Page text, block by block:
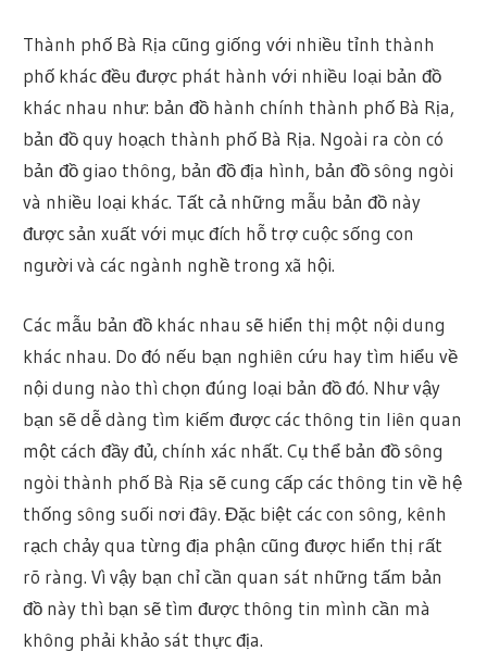
Thành phố Bà Rịa cũng giống với nhiều tỉnh thành
phố khác đều được phát hành với nhiều loại bản đồ
khác nhau như: bản đồ hành chính thành phố Bà Rịa,
bản đồ quy hoạch thành phố Bà Rịa. Ngoài ra còn có
bản đồ giao thông, bản đồ địa hình, bản đồ sông ngòi
và nhiều loại khác. Tất cả những mẫu bản đồ này
được sản xuất với mục đích hỗ trợ cuộc sống con
người và các ngành nghề trong xã hội.
Các mẫu bản đồ khác nhau sẽ hiển thị một nội dung
khác nhau. Do đó nếu bạn nghiên cứu hay tìm hiểu về
nội dung nào thì chọn đúng loại bản đồ đó. Như vậy
bạn sẽ dễ dàng tìm kiếm được các thông tin liên quan
một cách đầy đủ, chính xác nhất. Cụ thể bản đồ sông
ngòi thành phố Bà Rịa sẽ cung cấp các thông tin về hệ
thống sông suối nơi đây. Đặc biệt các con sông, kênh
rạch chảy qua từng địa phận cũng được hiển thị rất
rõ ràng. Vì vậy bạn chỉ cần quan sát những tấm bản
đồ này thì bạn sẽ tìm được thông tin mình cần mà
không phải khảo sát thực địa.